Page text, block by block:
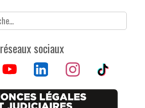
réseaux sociaux